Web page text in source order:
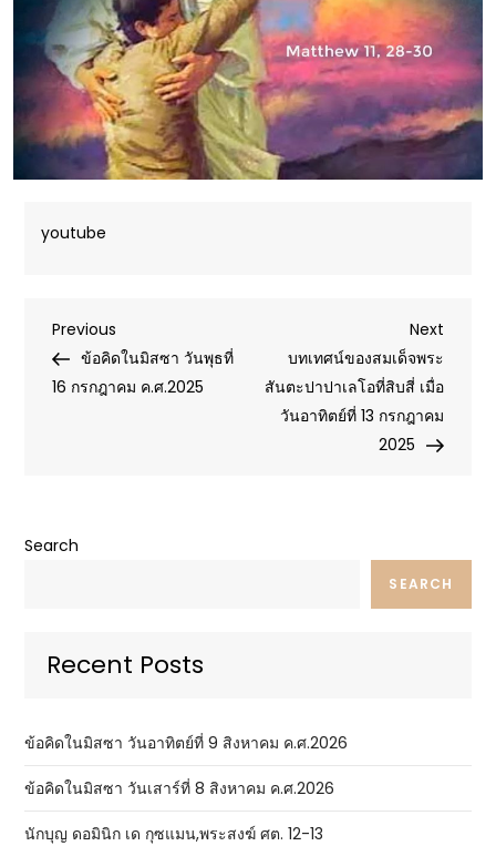
youtube
Post
navigation
Previous
Post
Previous
ข้อคิดในมิสซา วันพุธที่
16 กรกฎาคม ค.ศ.2025
Next
Post
Next
บทเทศน์ของสมเด็จพระ
สันตะปาปาเลโอที่สิบสี่ เมื่อ
วันอาทิตย์ที่ 13 กรกฎาคม
2025
Search
SEARCH
Recent Posts
ข้อคิดในมิสซา วันอาทิตย์ที่ 9 สิงหาคม ค.ศ.2026
ข้อคิดในมิสซา วันเสาร์ที่ 8 สิงหาคม ค.ศ.2026
นักบุญ ดอมินิก เด กุซแมน,พระสงฆ์ ศต. 12-13